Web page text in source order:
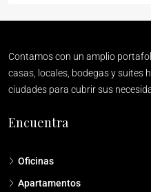
Contamos con un amplio
casas, locales, bodegas y suites
ciudades para cubrir sus
Encuentra
Oficinas
Apartamentos